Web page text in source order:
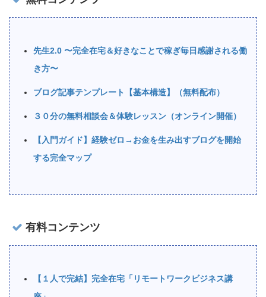
先生2.0 〜完全在宅＆好きなことで稼ぎ毎日感謝される働
き方〜
ブログ記事テンプレート【基本構造】（無料配布）
３０分の無料相談会＆体験レッスン（オンライン開催）
【入門ガイド】経験ゼロ→お金を生み出すブログを開始
する完全マップ
有料コンテンツ
【１人で完結】完全在宅「リモートワークビジネス講